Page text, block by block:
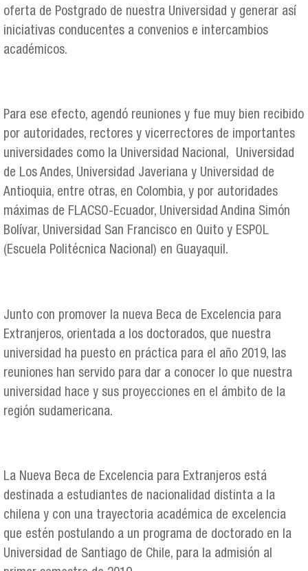
oferta de Postgrado de nuestra Universidad y generar así
iniciativas conducentes a convenios e intercambios
académicos.
Para ese efecto, agendó reuniones y fue muy bien recibido
por autoridades, rectores y vicerrectores de importantes
universidades como la Universidad Nacional, Universidad
de Los Andes, Universidad Javeriana y Universidad de
Antioquia, entre otras, en Colombia, y por autoridades
máximas de FLACSO-Ecuador, Universidad Andina Simón
Bolívar, Universidad San Francisco en Quito y ESPOL
(Escuela Politécnica Nacional) en Guayaquil.
Junto con promover la nueva Beca de Excelencia para
Extranjeros, orientada a los doctorados, que nuestra
universidad ha puesto en práctica para el año 2019, las
reuniones han servido para dar a conocer lo que nuestra
universidad hace y sus proyecciones en el ámbito de la
región sudamericana.
La Nueva Beca de Excelencia para Extranjeros está
destinada a estudiantes de nacionalidad distinta a la
chilena y con una trayectoria académica de excelencia
que estén postulando a un programa de doctorado en la
Universidad de Santiago de Chile, para la admisión al